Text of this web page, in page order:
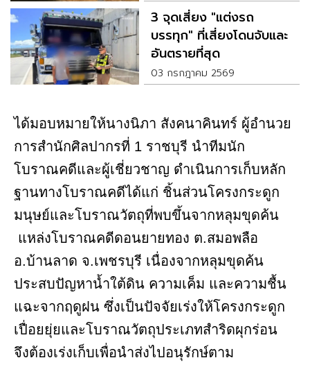
3 จุดเสี่ยง "แต่งรถ
บรรทุก" ที่เสี่ยงโดนจับและ
อันตรายที่สุด
03 กรกฎาคม 2569
ได้มอบหมายให้นางนิภา สังคนาคินทร์ ผู้อำนวย
การสำนักศิลปากรที่ 1 ราชบุรี นำทีมนัก
โบราณคดีและผู้เชี่ยวชาญ ดำเนินการเก็บหลัก
ฐานทางโบราณคดีได้แก่ ชิ้นส่วนโครงกระดูก
มนุษย์และโบราณวัตถุที่พบขึ้นจากหลุมขุดค้น
แหล่งโบราณคดีดอนยายทอง ต.สมอพลือ
อ.บ้านลาด จ.เพชรบุรี เนื่องจากหลุมขุดค้น
ประสบปัญหาน้ำใต้ดิน ความเค็ม และความชื้น
แฉะจากฤดูฝน ซึ่งเป็นปัจจัยเร่งให้โครงกระดูก
เปื่อยยุ่ยและโบราณวัตถุประเภทสำริดผุกร่อน
จึงต้องเร่งเก็บเพื่อนำส่งไปอนุรักษ์ตาม